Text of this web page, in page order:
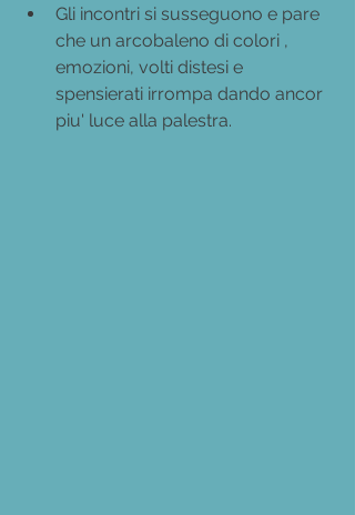
Gli incontri si susseguono e pare
che un arcobaleno di colori ,
emozioni, volti distesi e
spensierati irrompa dando ancor
piu' luce alla palestra.